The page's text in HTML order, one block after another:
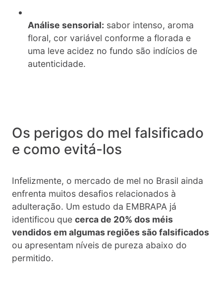
Análise sensorial: sabor intenso, aroma
floral, cor variável conforme a florada e
uma leve acidez no fundo são indícios de
autenticidade.
Os perigos do mel falsificado
e como evitá-los
Infelizmente, o mercado de mel no Brasil ainda
enfrenta muitos desafios relacionados à
adulteração. Um estudo da EMBRAPA já
identificou que cerca de 20% dos méis
vendidos em algumas regiões são falsificados
ou apresentam níveis de pureza abaixo do
permitido.